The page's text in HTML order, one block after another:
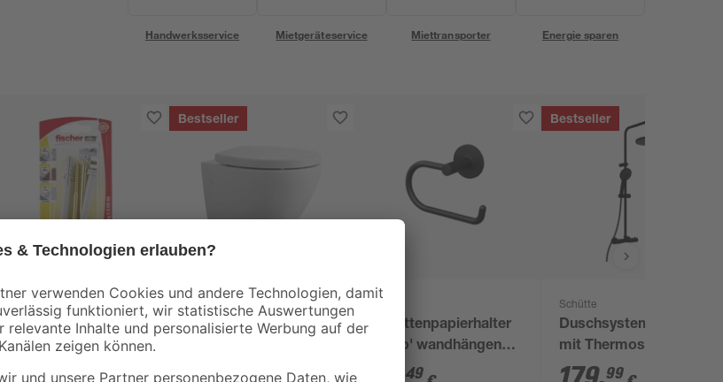
Handwerksservice Mietgeräteservice Miettransporter Energie sparen
Fischer
fischer WC-
Befestigung S 8 RD
09
Bestseller
Wand-WC
99
Toilettenpapierhalter
'Nero' wandhängend
schwarz
49
Bestseller
Schütte
Duschsystem 'Adria'
mit Thermostat
schwarz rund
99